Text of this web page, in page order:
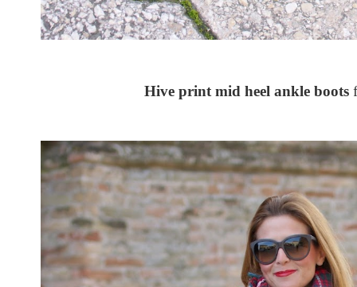
Hive print mid heel ankle boots